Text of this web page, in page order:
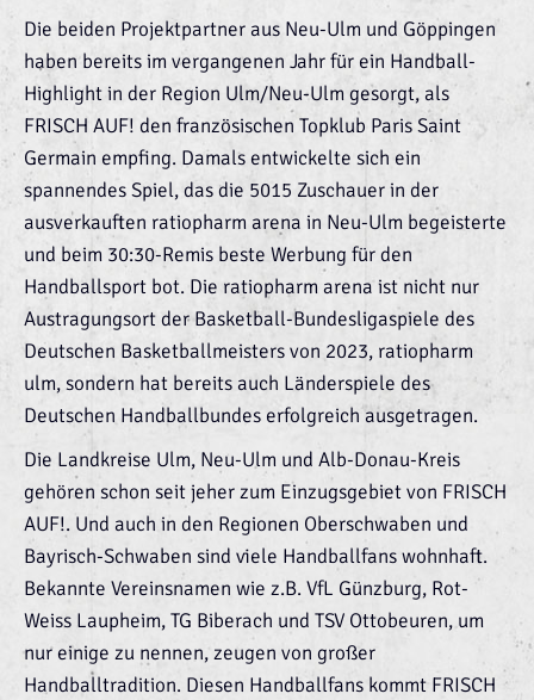
Die beiden Projektpartner aus Neu-Ulm und Göppingen
haben bereits im vergangenen Jahr für ein Handball-
Highlight in der Region Ulm/Neu-Ulm gesorgt, als
FRISCH AUF! den französischen Topklub Paris Saint
Germain empfing. Damals entwickelte sich ein
spannendes Spiel, das die 5015 Zuschauer in der
ausverkauften ratiopharm arena in Neu-Ulm begeisterte
und beim 30:30-Remis beste Werbung für den
Handballsport bot. Die ratiopharm arena ist nicht nur
Austragungsort der Basketball-Bundesligaspiele des
Deutschen Basketballmeisters von 2023, ratiopharm
ulm, sondern hat bereits auch Länderspiele des
Deutschen Handballbundes erfolgreich ausgetragen.
Die Landkreise Ulm, Neu-Ulm und Alb-Donau-Kreis
gehören schon seit jeher zum Einzugsgebiet von FRISCH
AUF!. Und auch in den Regionen Oberschwaben und
Bayrisch-Schwaben sind viele Handballfans wohnhaft.
Bekannte Vereinsnamen wie z.B. VfL Günzburg, Rot-
Weiss Laupheim, TG Biberach und TSV Ottobeuren, um
nur einige zu nennen, zeugen von großer
Handballtradition. Diesen Handballfans kommt FRISCH